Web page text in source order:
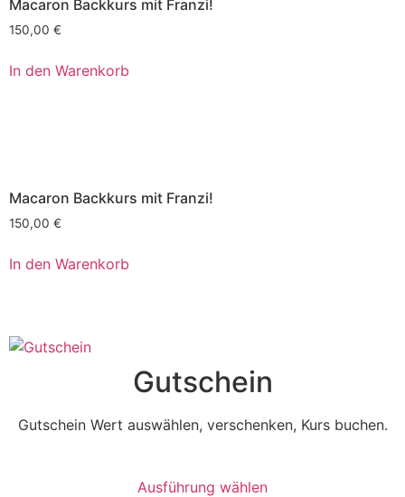
Macaron Backkurs mit Franzi!
150,00 €
In den Warenkorb
Macaron Backkurs mit Franzi!
150,00 €
In den Warenkorb
Gutschein
Gutschein Wert auswählen, verschenken, Kurs buchen.
Ausführung wählen